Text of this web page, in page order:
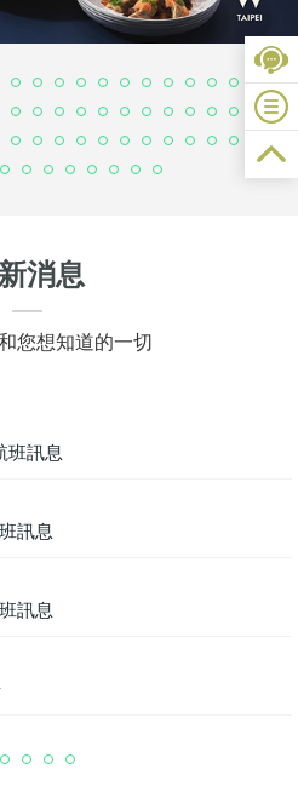
消息
您想知道的一切
班訊息
訊息
訊息